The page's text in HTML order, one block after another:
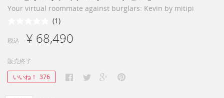
Your virtual roommate against burglars: Kevin by mitipi
(1)
税込 ¥ 68,490
販売終了
いいね！ 376